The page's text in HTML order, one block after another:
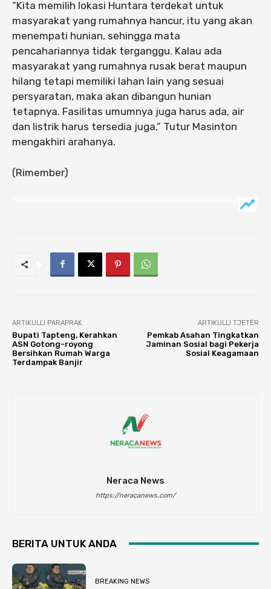
“Kita memilih lokasi Huntara terdekat untuk
masyarakat yang rumahnya hancur, itu yang akan
menempati hunian, sehingga mata
pencahariannya tidak terganggu. Kalau ada
masyarakat yang rumahnya rusak berat maupun
hilang tetapi memiliki lahan lain yang sesuai
persyaratan, maka akan dibangun hunian
tetapnya. Fasilitas umumnya juga harus ada, air
dan listrik harus tersedia juga,” Tutur Masinton
mengakhiri arahanya.
(Rimember)
ARTIKULLI PARAPRAK
Bupati Tapteng, Kerahkan
ASN Gotong-royong
Bersihkan Rumah Warga
Terdampak Banjir
ARTIKULLI TJETËR
Pemkab Asahan Tingkatkan
Jaminan Sosial bagi Pekerja
Sosial Keagamaan
Neraca News
https://neracanews.com/
BERITA UNTUK ANDA
BREAKING NEWS